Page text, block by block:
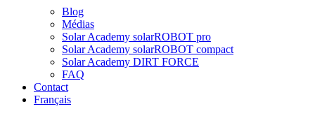
Blog
Médias
Solar Academy solarROBOT pro
Solar Academy solarROBOT compact
Solar Academy DIRT FORCE
FAQ
Contact
Français